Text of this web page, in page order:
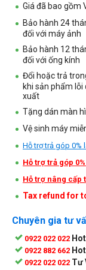
Giá đã bao gồm
Bảo hành 24
đối với máy ảnh
Bảo hành 12
đối với ống kính
Đổi hoặc trả
khi sản phẩm lỗi
xuất
Tặng dán màn
Vệ sinh máy
Hỗ trợ trả góp 0%
Hỗ trợ trả góp
Hỗ trợ nâng cấp
Tax refund for
Chuyên gia tư
0922 022 022
0922 882 662
0922 022 022 Tư